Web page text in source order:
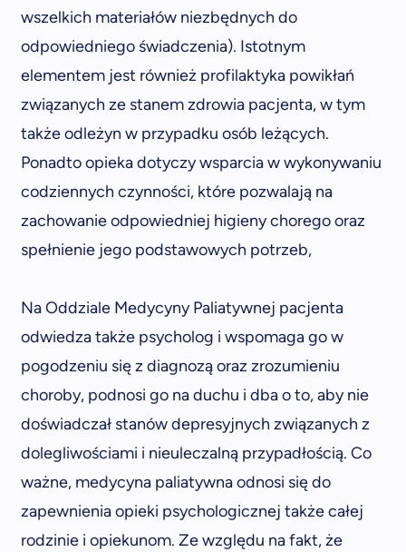
wszelkich materiałów niezbędnych do
odpowiedniego świadczenia). Istotnym
elementem jest również profilaktyka powikłań
związanych ze stanem zdrowia pacjenta, w tym
także odleżyn w przypadku osób leżących.
Ponadto opieka dotyczy wsparcia w wykonywaniu
codziennych czynności, które pozwalają na
zachowanie odpowiedniej higieny chorego oraz
spełnienie jego podstawowych potrzeb,
Na Oddziale Medycyny Paliatywnej pacjenta
odwiedza także psycholog i wspomaga go w
pogodzeniu się z diagnozą oraz zrozumieniu
choroby, podnosi go na duchu i dba o to, aby nie
doświadczał stanów depresyjnych związanych z
dolegliwościami i nieuleczalną przypadłością. Co
ważne, medycyna paliatywna odnosi się do
zapewnienia opieki psychologicznej także całej
rodzinie i opiekunom. Ze względu na fakt, że